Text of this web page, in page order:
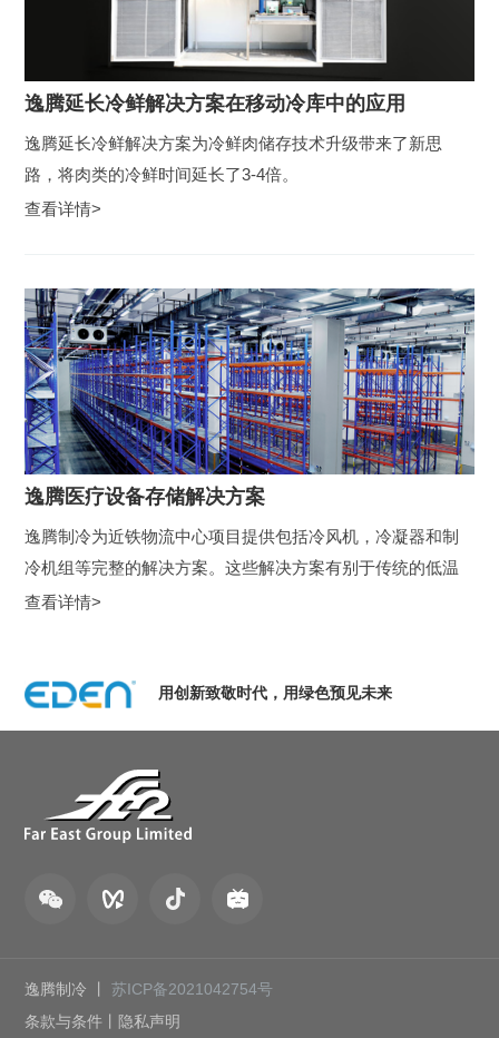
逸腾延长冷鲜解决方案在移动冷库中的应用
逸腾延长冷鲜解决方案为冷鲜肉储存技术升级带来了新思
路，将肉类的冷鲜时间延长了3-4倍。
查看详情>
逸腾医疗设备存储解决方案
逸腾制冷为近铁物流中心项目提供包括冷风机，冷凝器和制
冷机组等完整的解决方案。这些解决方案有别于传统的低温
存储的产品和方案，实现了双向制冷制热...
查看详情>
用创新致敬时代，用绿色预见未来
逸腾制冷 丨苏ICP备2021042754号
条款与条件
隐私声明